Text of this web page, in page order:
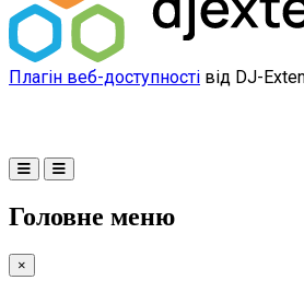
Плагін веб-доступності від DJ-
Головне меню
×